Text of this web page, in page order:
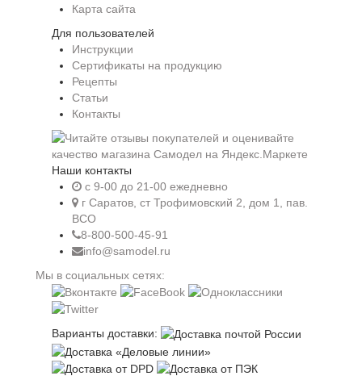
Карта сайта
Для пользователей
Инструкции
Сертификаты на продукцию
Рецепты
Статьи
Контакты
Наши контакты
c 9-00 до 21-00 ежедневно
г Саратов, ст Трофимовский 2, дом 1, пав.
ВСО
8-800-500-45-91
info@samodel.ru
Мы в социальных сетях:
Варианты доставки: